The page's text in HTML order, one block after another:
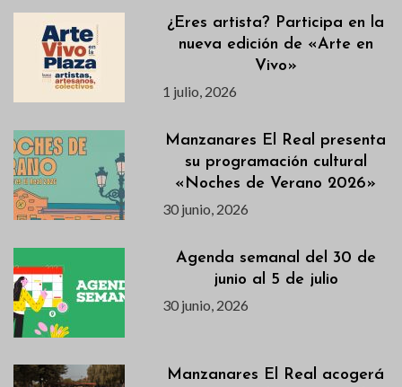
¿Eres artista? Participa en la
nueva edición de «Arte en
Vivo»
1 julio, 2026
Manzanares El Real presenta
su programación cultural
«Noches de Verano 2026»
30 junio, 2026
Agenda semanal del 30 de
junio al 5 de julio
30 junio, 2026
Manzanares El Real acogerá